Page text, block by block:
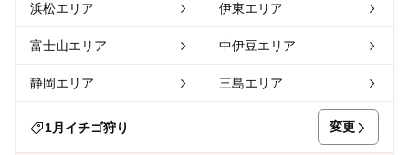
浜松エリア 伊東エリア
富士山エリア 中伊豆エリア
静岡エリア 三島エリア
1月イチゴ狩り 変更